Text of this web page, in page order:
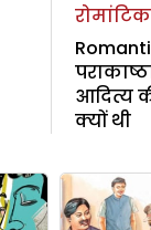
आदित्य
क्यों थी